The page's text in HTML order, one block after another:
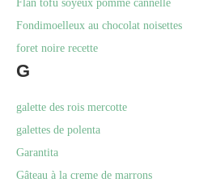
Flan tofu soyeux pomme cannelle
Fondimoelleux au chocolat noisettes
foret noire recette
G
galette des rois mercotte
galettes de polenta
Garantita
Gâteau à la creme de marrons